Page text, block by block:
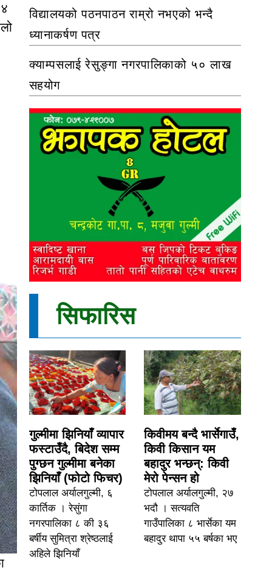
विद्यालयको पठनपाठन राम्रो नभएको भन्दै
ध्यानाकर्षण पत्र
क्याम्पसलाई रेसुङ्गा नगरपालिकाको ५० लाख
सहयोग
सिफारिस
गुल्मीमा झिनियाँ व्यापार
फस्टाउँदै, बिदेश सम्म
पुग्छन गुल्मीमा बनेका
झिनियाँ (फोटो फिचर)
टोपलाल अर्यालगुल्मी, ६
कार्तिक । रेसुंगा
नगरपालिका ८ की ३६
बर्षीय सुमित्रा श्रेष्ठलाई
अहिले झिनियाँ
किवीमय बन्दै भार्सेगाउँ,
किवी किसान यम
बहादुर भन्छन्: किवी
मेरो पेन्सन हो
टोपलाल अर्यालगुल्मी, २७
भदौ । सत्यवति
गाउँपालिका ८ भार्सेका यम
बहादुर थापा ५५ बर्षका भए